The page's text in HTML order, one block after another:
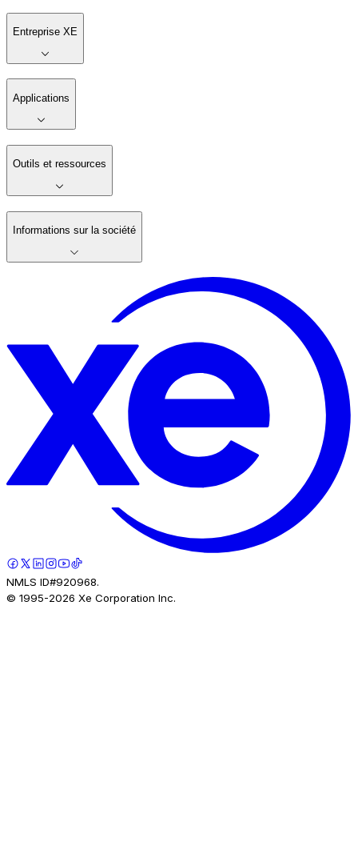
Entreprise XE
Applications
Outils et ressources
Informations sur la société
NMLS ID#920968.
© 1995-2026 Xe Corporation Inc.